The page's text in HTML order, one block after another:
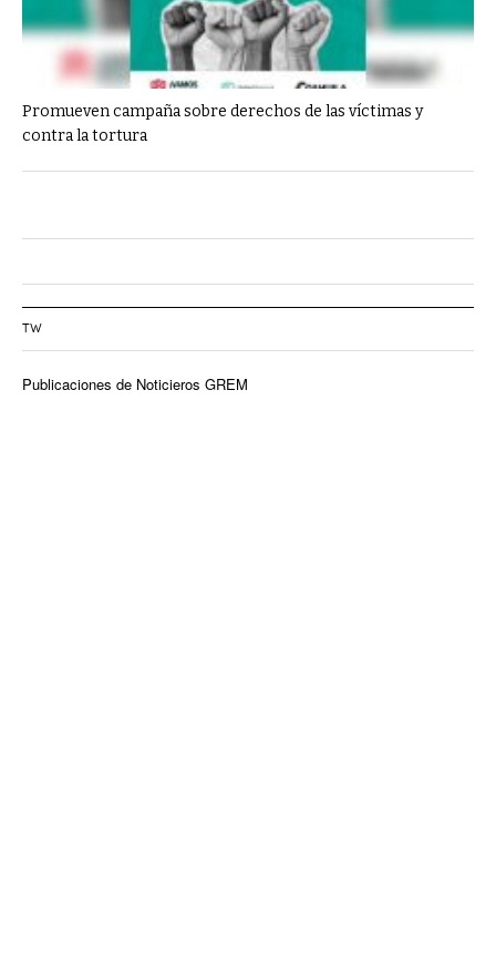
Promueven campaña sobre derechos de las víctimas y
contra la tortura
TW
Publicaciones de Noticieros GREM